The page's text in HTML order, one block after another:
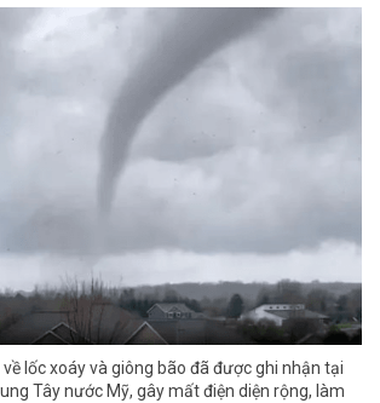
lốc xoáy và giông bão đã được ghi nhận tại
Tây nước Mỹ, gây mất điện diện rộng, làm